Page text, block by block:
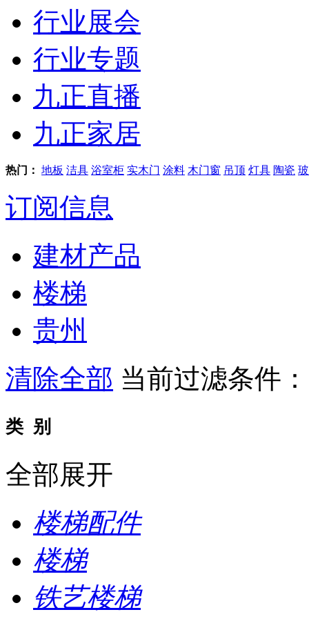
行业展会
行业专题
九正直播
九正家居
热门： 地板 洁具 浴室柜 实木门 涂料 木门窗 吊顶 灯具 陶瓷
订阅信息
建材产品
楼梯
贵州
清除全部 当前过滤条件
类 别
全部展开
楼梯配件
楼梯
铁艺楼梯